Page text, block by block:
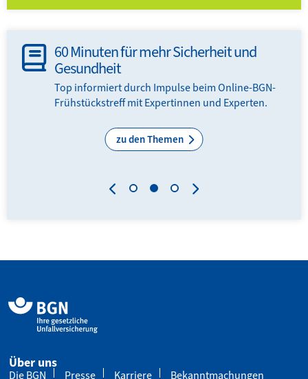
60 Minuten für mehr Sicherheit und
Gesundheit
Top informiert durch Impulse beim Online-BGN-
Frühstückstreff mit Expertinnen und Experten.
zu den Themen
Über uns
Die BGN Presse Karriere Bekanntmachungen